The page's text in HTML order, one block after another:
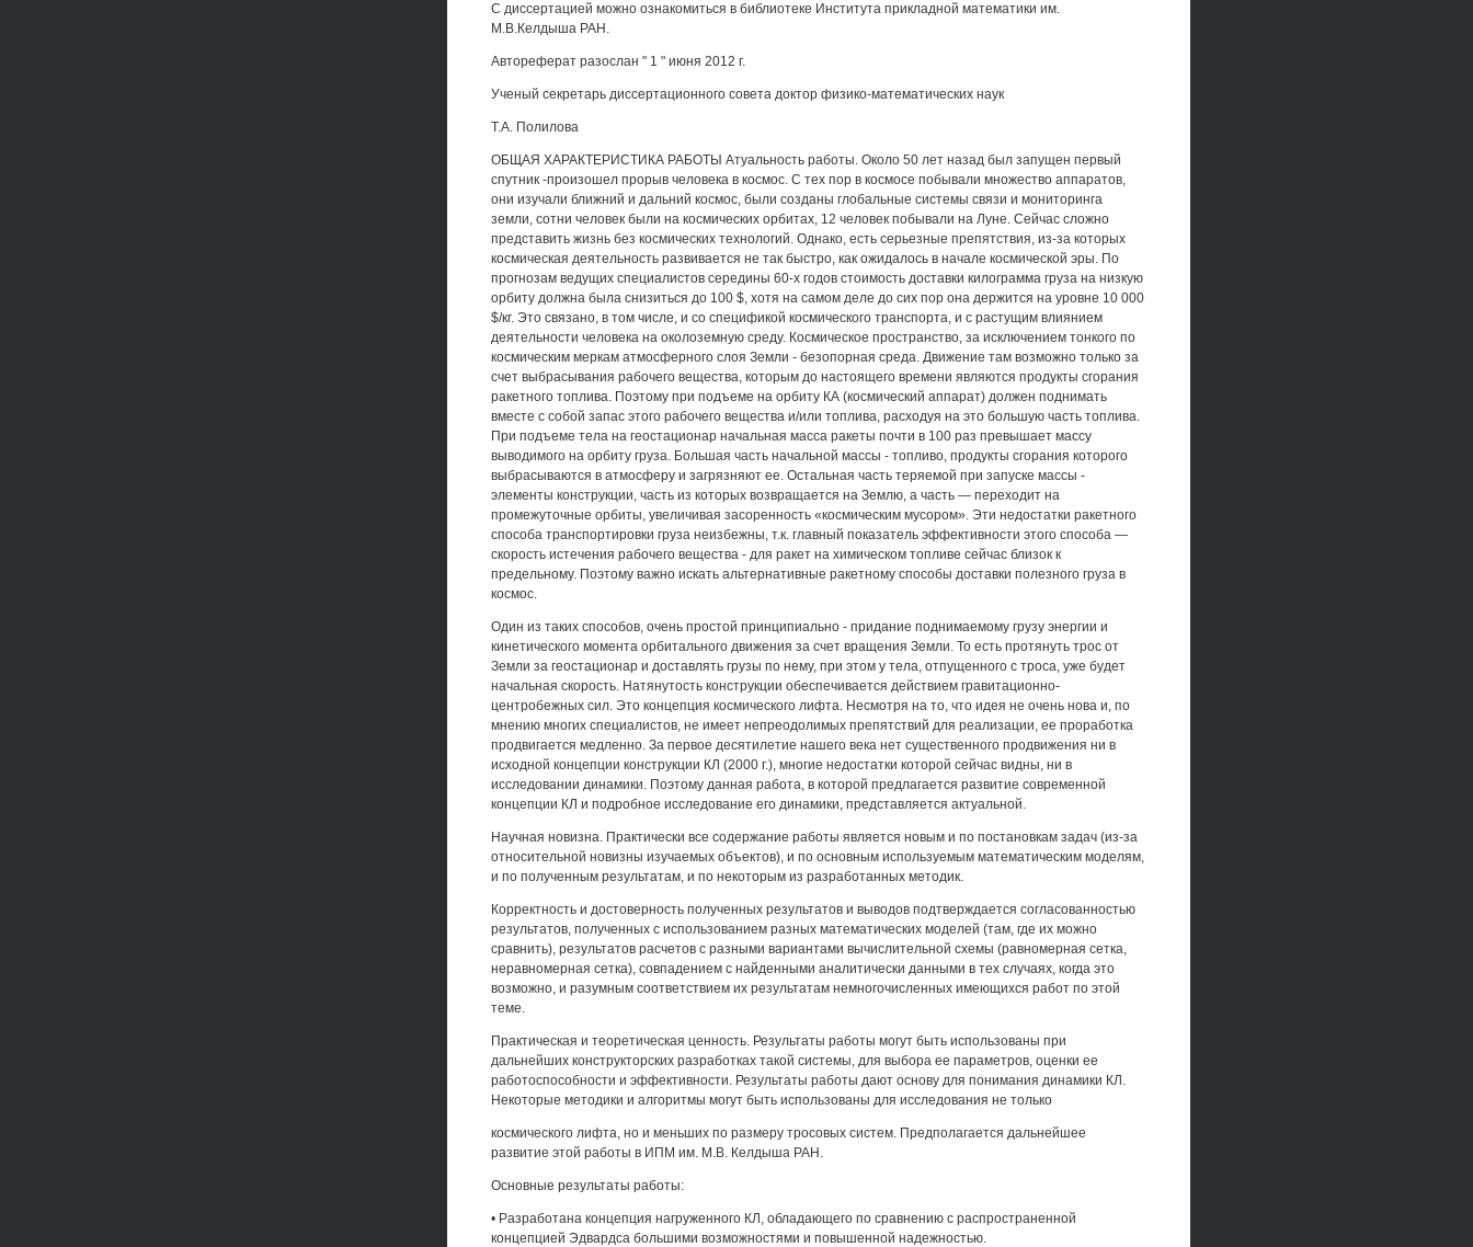
С диссертацией можно ознакомиться в библиотеке Института прикладной математики им.
М.В.Келдыша РАН.
Автореферат разослан " 1 " июня 2012 г.
Ученый секретарь диссертационного совета доктор физико-математических наук
Т.А. Полилова
ОБЩАЯ ХАРАКТЕРИСТИКА РАБОТЫ Атуальность работы. Около 50 лет назад был запущен первый
спутник -произошел прорыв человека в космос. С тех пор в космосе побывали множество аппаратов,
они изучали ближний и дальний космос, были созданы глобальные системы связи и мониторинга
земли, сотни человек были на космических орбитах, 12 человек побывали на Луне. Сейчас сложно
представить жизнь без космических технологий. Однако, есть серьезные препятствия, из-за которых
космическая деятельность развивается не так быстро, как ожидалось в начале космической эры. По
прогнозам ведущих специалистов середины 60-х годов стоимость доставки килограмма груза на низкую
орбиту должна была снизиться до 100 $, хотя на самом деле до сих пор она держится на уровне 10 000
$/кг. Это связано, в том числе, и со спецификой космического транспорта, и с растущим влиянием
деятельности человека на околоземную среду. Космическое пространство, за исключением тонкого по
космическим меркам атмосферного слоя Земли - безопорная среда. Движение там возможно только за
счет выбрасывания рабочего вещества, которым до настоящего времени являются продукты сгорания
ракетного топлива. Поэтому при подъеме на орбиту КА (космический аппарат) должен поднимать
вместе с собой запас этого рабочего вещества и/или топлива, расходуя на это большую часть топлива.
При подъеме тела на геостационар начальная масса ракеты почти в 100 раз превышает массу
выводимого на орбиту груза. Большая часть начальной массы - топливо, продукты сгорания которого
выбрасываются в атмосферу и загрязняют ее. Остальная часть теряемой при запуске массы -
элементы конструкции, часть из которых возвращается на Землю, а часть — переходит на
промежуточные орбиты, увеличивая засоренность «космическим мусором». Эти недостатки ракетного
способа транспортировки груза неизбежны, т.к. главный показатель эффективности этого способа —
скорость истечения рабочего вещества - для ракет на химическом топливе сейчас близок к
предельному. Поэтому важно искать альтернативные ракетному способы доставки полезного груза в
космос.
Один из таких способов, очень простой принципиально - придание поднимаемому грузу энергии и
кинетического момента орбитального движения за счет вращения Земли. То есть протянуть трос от
Земли за геостационар и доставлять грузы по нему, при этом у тела, отпущенного с троса, уже будет
начальная скорость. Натянутость конструкции обеспечивается действием гравитационно-
центробежных сил. Это концепция космического лифта. Несмотря на то, что идея не очень нова и, по
мнению многих специалистов, не имеет непреодолимых препятствий для реализации, ее проработка
продвигается медленно. За первое десятилетие нашего века нет существенного продвижения ни в
исходной концепции конструкции КЛ (2000 г.), многие недостатки которой сейчас видны, ни в
исследовании динамики. Поэтому данная работа, в которой предлагается развитие современной
концепции КЛ и подробное исследование его динамики, представляется актуальной.
Научная новизна. Практически все содержание работы является новым и по постановкам задач (из-за
относительной новизны изучаемых объектов), и по основным используемым математическим моделям,
и по полученным результатам, и по некоторым из разработанных методик.
Корректность и достоверность полученных результатов и выводов подтверждается согласованностью
результатов, полученных с использованием разных математических моделей (там, где их можно
сравнить), результатов расчетов с разными вариантами вычислительной схемы (равномерная сетка,
неравномерная сетка), совпадением с найденными аналитически данными в тех случаях, когда это
возможно, и разумным соответствием их результатам немногочисленных имеющихся работ по этой
теме.
Практическая и теоретическая ценность. Результаты работы могут быть использованы при
дальнейших конструкторских разработках такой системы, для выбора ее параметров, оценки ее
работоспособности и эффективности. Результаты работы дают основу для понимания динамики КЛ.
Некоторые методики и алгоритмы могут быть использованы для исследования не только
космического лифта, но и меньших по размеру тросовых систем. Предполагается дальнейшее
развитие этой работы в ИПМ им. М.В. Келдыша РАН.
Основные результаты работы:
• Разработана концепция нагруженного КЛ, обладающего по сравнению с распространенной
концепцией Эдвардса большими возможностями и повышенной надежностью.